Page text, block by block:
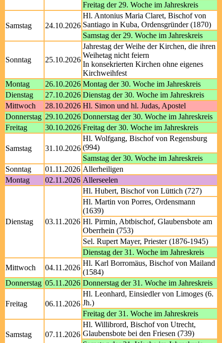
Freitag der 29. Woche im Jahreskreis
Samstag 24.10.2026
Hl. Antonius Maria Claret, Bischof von
Santiago in Kuba, Ordensgründer (1870)
Samstag der 29. Woche im Jahreskreis
Sonntag 25.10.2026
Jahrestag der Weihe der Kirchen, die ihren
Weihetag nicht feiern
In konsekrierten Kirchen ohne eigenes
Kirchweihfest
Montag
26.10.2026 Montag der 30. Woche im Jahreskreis
Dienstag
27.10.2026 Dienstag der 30. Woche im Jahreskreis
Mittwoch
28.10.2026 Hl. Simon und hl. Judas, Apostel
Donnerstag 29.10.2026 Donnerstag der 30. Woche im Jahreskreis
Freitag
30.10.2026 Freitag der 30. Woche im Jahreskreis
Samstag 31.10.2026
Hl. Wolfgang, Bischof von Regensburg
(994)
Samstag der 30. Woche im Jahreskreis
Sonntag
01.11.2026 Allerheiligen
Montag
02.11.2026 Allerseelen
Dienstag 03.11.2026
Hl. Hubert, Bischof von Lüttich (727)
Hl. Martin von Porres, Ordensmann
(1639)
Hl. Pirmin, Abtbischof, Glaubensbote am
Oberrhein (753)
Sel. Rupert Mayer, Priester (1876-1945)
Dienstag der 31. Woche im Jahreskreis
Mittwoch
04.11.2026
Hl. Karl Borromäus, Bischof von Mailand
(1584)
Donnerstag 05.11.2026 Donnerstag der 31. Woche im Jahreskreis
Freitag 06.11.2026
Hl. Leonhard, Einsiedler von Limoges (6.
Jh.)
Freitag der 31. Woche im Jahreskreis
Samstag 07.11.2026
Hl. Willibrord, Bischof von Utrecht,
Glaubensbote bei den Friesen (739)